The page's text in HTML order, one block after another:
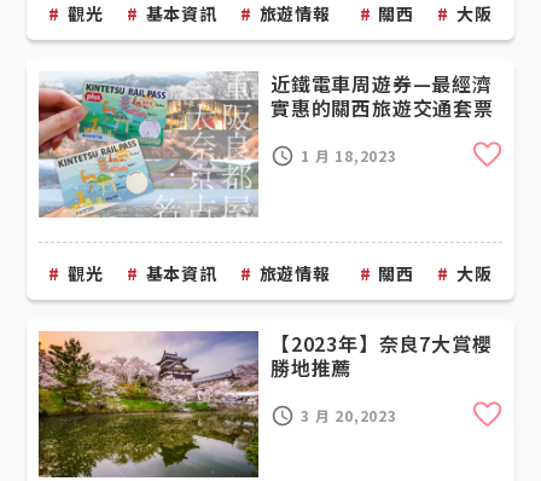
觀光 基本資訊 旅遊情報 關西 大阪
近鐵電車周遊券—最經濟
實惠的關西旅遊交通套票
1 月 18,2023
觀光 基本資訊 旅遊情報 關西 大阪
【2023年】奈良7大賞櫻
勝地推薦
3 月 20,2023